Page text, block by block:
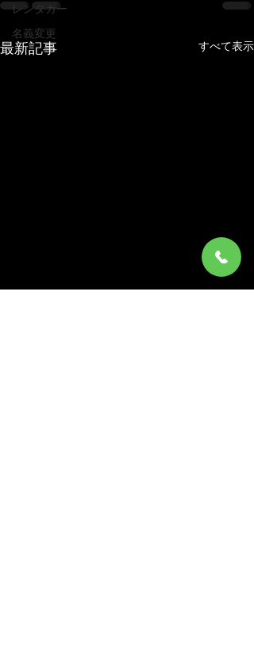
レンタカー
名義変更
最新記事 すべて表示